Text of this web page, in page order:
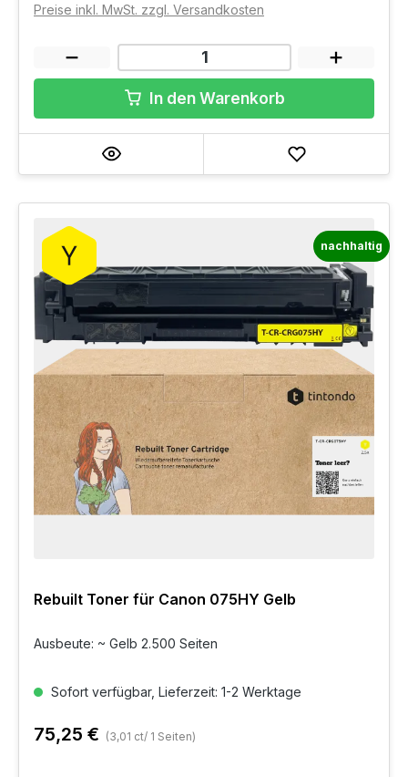
Preise inkl. MwSt. zzgl. Versandkosten
In den Warenkorb
nachhaltig
Rebuilt Toner für Canon 075HY Gelb
Ausbeute: ~ Gelb 2.500 Seiten
Sofort verfügbar, Lieferzeit: 1-2 Werktage
75,25 € (3,01 ct/ 1 Seiten)